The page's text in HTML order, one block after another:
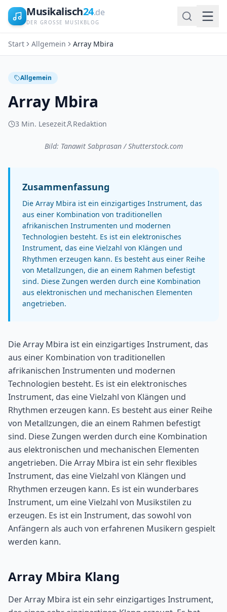
Musikalisch24.de
DER GROSSE MUSIKBLOG
Start Allgemein Array Mbira
Allgemein
Array Mbira
3 Min. Lesezeit Redaktion
Bild: Tanawit Sabprasan / Shutterstock.com
Zusammenfassung
Die Array Mbira ist ein einzigartiges Instrument, das
aus einer Kombination von traditionellen
afrikanischen Instrumenten und modernen
Technologien besteht. Es ist ein elektronisches
Instrument, das eine Vielzahl von Klängen und
Rhythmen erzeugen kann. Es besteht aus einer Reihe
von Metallzungen, die an einem Rahmen befestigt
sind. Diese Zungen werden durch eine Kombination
aus elektronischen und mechanischen Elementen
angetrieben.
Die Array Mbira ist ein einzigartiges Instrument, das
aus einer Kombination von traditionellen
afrikanischen Instrumenten und modernen
Technologien besteht. Es ist ein elektronisches
Instrument, das eine Vielzahl von Klängen und
Rhythmen erzeugen kann. Es besteht aus einer Reihe
von Metallzungen, die an einem Rahmen befestigt
sind. Diese Zungen werden durch eine Kombination
aus elektronischen und mechanischen Elementen
angetrieben. Die Array Mbira ist ein sehr flexibles
Instrument, das eine Vielzahl von Klängen und
Rhythmen erzeugen kann. Es ist ein wunderbares
Instrument, um eine Vielzahl von Musikstilen zu
erzeugen. Es ist ein Instrument, das sowohl von
Anfängern als auch von erfahrenen Musikern gespielt
werden kann.
Array Mbira Klang
Der Array Mbira ist ein sehr einzigartiges Instrument,